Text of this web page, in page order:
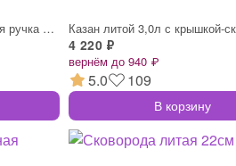
Сковорода литая 24см съемная ручка Ферра Казан литой 3,0л с крышкой-
4 220 ₽
вернём до 940 ₽
5.0 109
В корзину